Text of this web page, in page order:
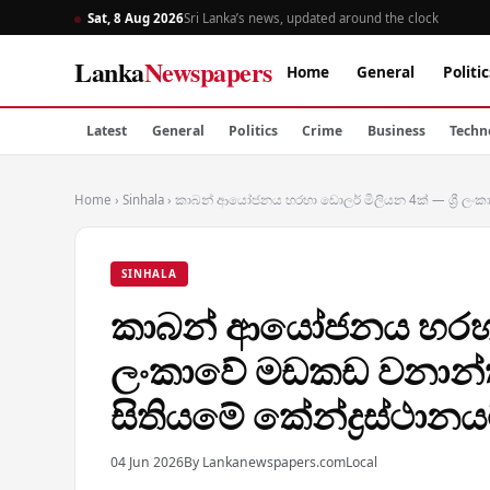
Sat, 8 Aug 2026Sri Lanka’s news, updated around the clock
LankaNewspapers Home General
Latest General Politics Crime Business
Home › Sinhala › කාබන් ආයෝජනය හරහා ඩොලර් මිලියන 4ක් — ශ්‍රී
SINHALA
කාබන් ආයෝජනය
ලංකාවේ මඩකඩ
සිතියමේ
04 Jun 2026By Lankanewspapers.comLocal